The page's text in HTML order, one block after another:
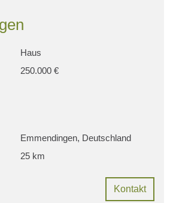
Haus
250.000 €
Emmendingen, Deutschland
25 km
Kontakt